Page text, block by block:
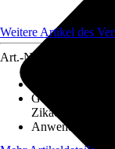
Weitere Artikel des
Art.-Nr.
Geeignet gegen
Zikaden
Anwendung